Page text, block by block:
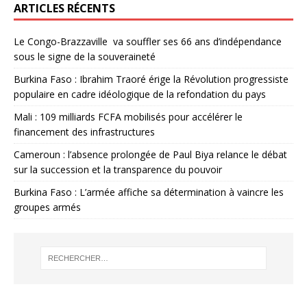
ARTICLES RÉCENTS
Le Congo-Brazzaville va souffler ses 66 ans d’indépendance
sous le signe de la souveraineté
Burkina Faso : Ibrahim Traoré érige la Révolution progressiste
populaire en cadre idéologique de la refondation du pays
Mali : 109 milliards FCFA mobilisés pour accélérer le
financement des infrastructures
Cameroun : l’absence prolongée de Paul Biya relance le débat
sur la succession et la transparence du pouvoir
Burkina Faso : L’armée affiche sa détermination à vaincre les
groupes armés